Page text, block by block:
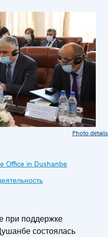
Photo details
Office in Dushanbe
при поддержке
состоялась